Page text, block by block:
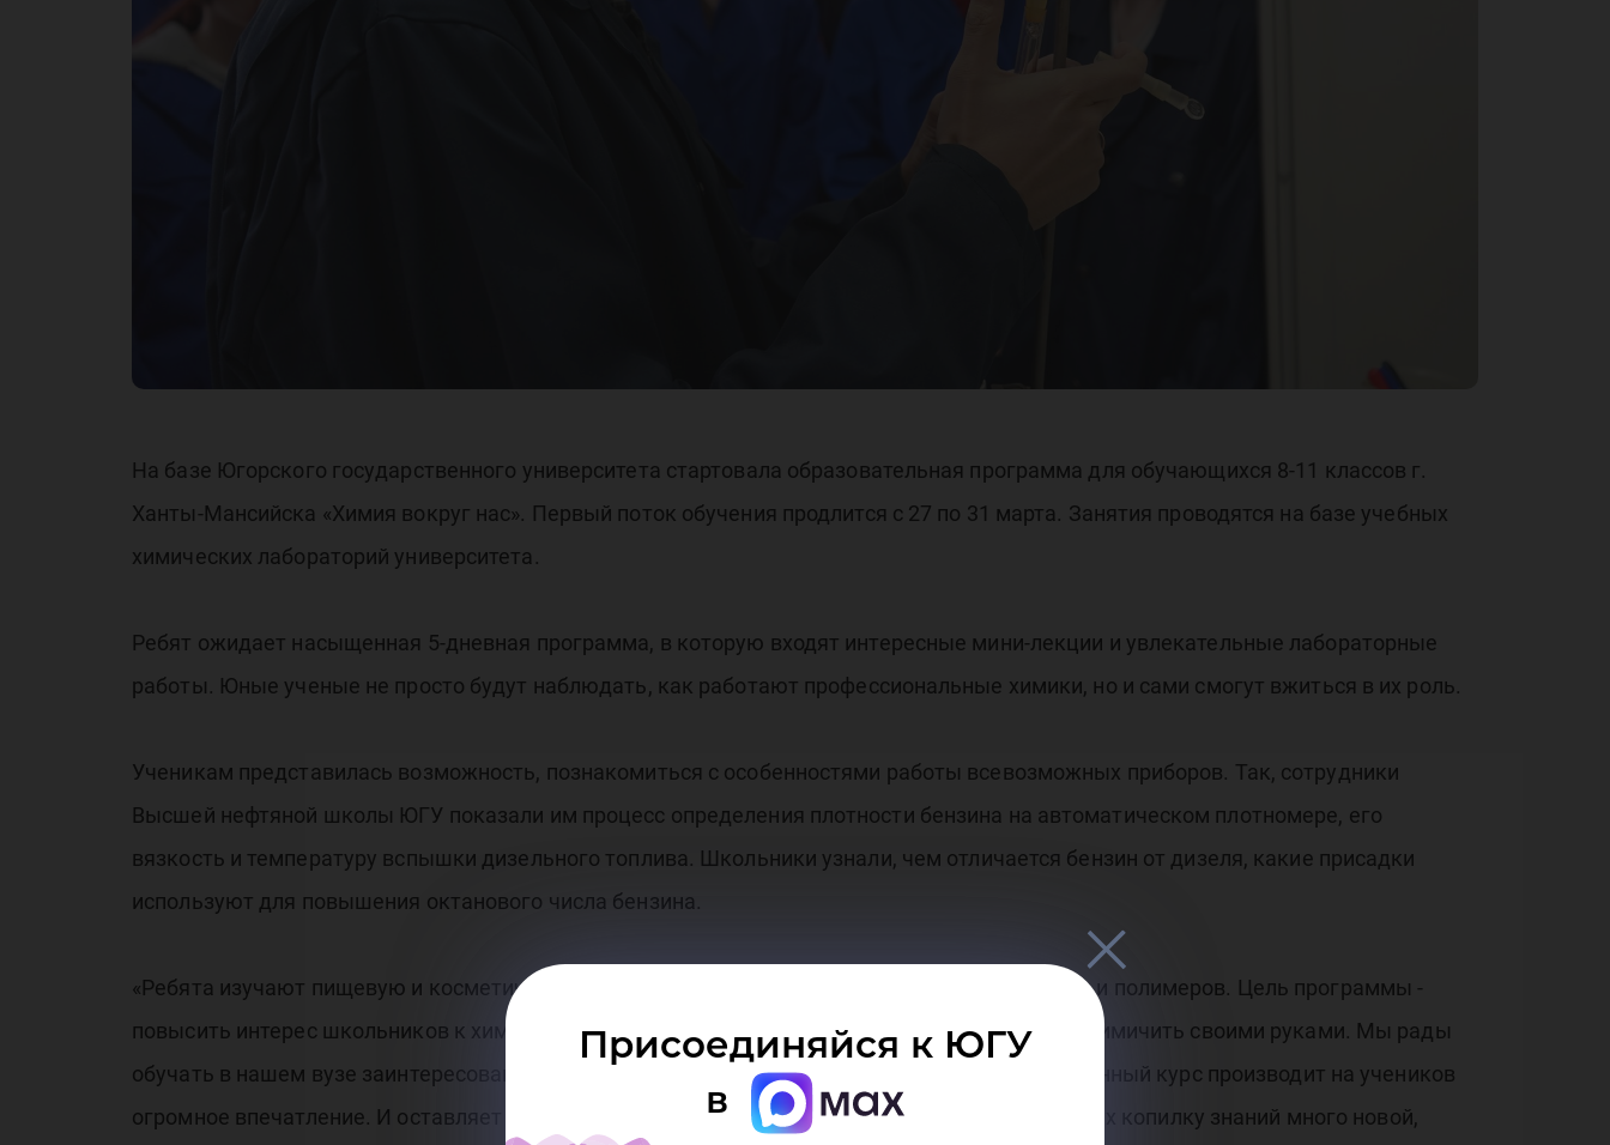
Присоединяйся к ЮГУ
в
На базе Югорского государственного университета стартовала образовательная программа для обучающихся 8-11 классов г.
Ханты-Мансийска «Химия вокруг нас». Первый поток обучения продлится с 27 по 31 марта. Занятия проводятся на базе учебных
химических лабораторий университета.
Ребят ожидает насыщенная 5-дневная программа, в которую входят интересные мини-лекции и увлекательные лабораторные
работы. Юные ученые не просто будут наблюдать, как работают профессиональные химики, но и сами смогут вжиться в их роль.
Ученикам представилась возможность, познакомиться с особенностями работы всевозможных приборов. Так, сотрудники
Высшей нефтяной школы ЮГУ показали им процесс определения плотности бензина на автоматическом плотномере, его
вязкость и температуру вспышки дизельного топлива. Школьники узнали, чем отличается бензин от дизеля, какие присадки
используют для повышения октанового числа бензина.
«Ребята изучают пищевую и косметическую химию, автохимию, а также коррозию металлов и полимеров. Цель программы -
повысить интерес школьников к химии, не показать скучную теорию, а дать возможность похимичить своими руками. Мы рады
обучать в нашем вузе заинтересованных абитуриентов и студентов. Хочется отметить, что данный курс производит на учеников
огромное впечатление. И оставляет не только яркие эмоции от увиденного, но и добавляет в их копилку знаний много новой,